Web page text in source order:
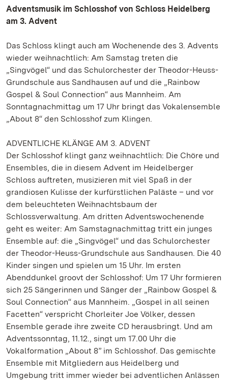
Adventsmusik im Schlosshof von Schloss Heidelberg
am 3. Advent
Das Schloss klingt auch am Wochenende des 3. Advents
wieder weihnachtlich: Am Samstag treten die
„Singvögel“ und das Schulorchester der Theodor-Heuss-
Grundschule aus Sandhausen auf und die „Rainbow
Gospel & Soul Connection“ aus Mannheim. Am
Sonntagnachmittag um 17 Uhr bringt das Vokalensemble
„About 8“ den Schlosshof zum Klingen.
ADVENTLICHE KLÄNGE AM 3. ADVENT
Der Schlosshof klingt ganz weihnachtlich: Die Chöre und
Ensembles, die in diesem Advent im Heidelberger
Schloss auftreten, musizieren mit viel Spaß in der
grandiosen Kulisse der kurfürstlichen Paläste – und vor
dem beleuchteten Weihnachtsbaum der
Schlossverwaltung. Am dritten Adventswochenende
geht es weiter: Am Samstagnachmittag tritt ein junges
Ensemble auf: die „Singvögel“ und das Schulorchester
der Theodor-Heuss-Grundschule aus Sandhausen. Die 40
Kinder singen und spielen um 15 Uhr. Im ersten
Abenddunkel groovt der Schlosshof: Um 17 Uhr formieren
sich 25 Sängerinnen und Sänger der „Rainbow Gospel &
Soul Connection“ aus Mannheim. „Gospel in all seinen
Facetten“ verspricht Chorleiter Joe Völker, dessen
Ensemble gerade ihre zweite CD herausbringt. Und am
Adventssonntag, 11.12., singt um 17.00 Uhr die
Vokalformation „About 8” im Schlosshof. Das gemischte
Ensemble mit Mitgliedern aus Heidelberg und
Umgebung tritt immer wieder bei adventlichen Anlässen